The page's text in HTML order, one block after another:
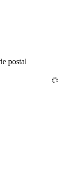
postal